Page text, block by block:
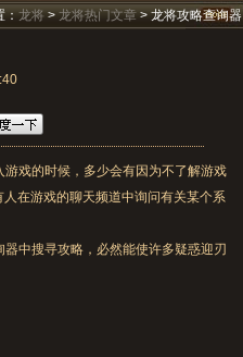
：龙将>龙将热门文章> 龙将攻略查询器
戏的时候，多少会有因为不了解游戏
在游戏的聊天频道中询问有关某个系
中搜寻攻略，必然能使许多疑惑迎刃